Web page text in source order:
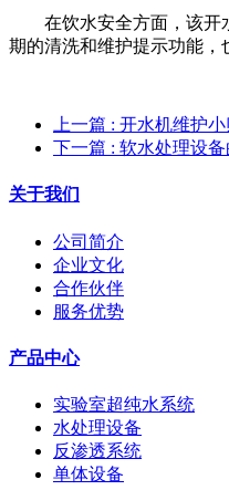
在饮水安全方面，该开
期的清洗和维护提示功能，
上一篇 : 开水机维护
下一篇 : 软水处理设
关于我们
公司简介
企业文化
合作伙伴
服务优势
产品中心
实验室超纯水系统
水处理设备
反渗透系统
单体设备